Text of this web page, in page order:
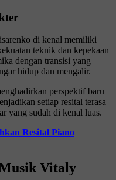
di kenal memiliki
teknik dan kepekaan
dengan transisi yang
hidup dan mengalir.
perspektif baru
setiap resital terasa
yang sudah di kenal luas.
Resital Piano
Vitaly